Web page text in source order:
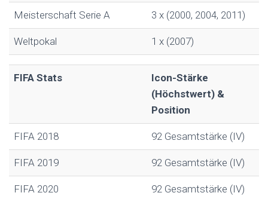
Meisterschaft Serie A 3 x (2000, 2004, 2011)
Weltpokal 1 x (2007)
FIFA Stats
Icon-Stärke
(Höchstwert) &
Position
FIFA 2018 92 Gesamtstärke (IV)
FIFA 2019 92 Gesamtstärke (IV)
FIFA 2020 92 Gesamtstärke (IV)